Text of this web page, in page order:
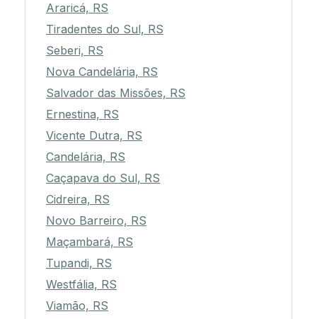
Araricá, RS
Tiradentes do Sul, RS
Seberi, RS
Nova Candelária, RS
Salvador das Missões, RS
Ernestina, RS
Vicente Dutra, RS
Candelária, RS
Caçapava do Sul, RS
Cidreira, RS
Novo Barreiro, RS
Maçambará, RS
Tupandi, RS
Westfália, RS
Viamão, RS